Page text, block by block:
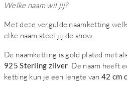
Welke naam wil jij?
Met deze vergulde naamketting
elke naam steel jij de show.
De naamketting is gold plated met
925 Sterling zilver . De naam heeft
ketting kun je een lengte van42 cm